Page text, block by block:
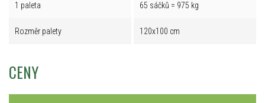
1 paleta 65 sáčků = 975 kg
Rozměr palety 120x100 cm
CENY